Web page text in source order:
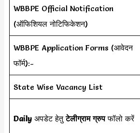
WBBPE Official Notification
(ऑफिशियल नोटिफिकेशन)
WBBPE Application Forms (आवेदन
फॉर्म):-
State Wise Vacancy List
Daily अपडेट हेतुटेलीग्राम ग्रुपफॉलो करें